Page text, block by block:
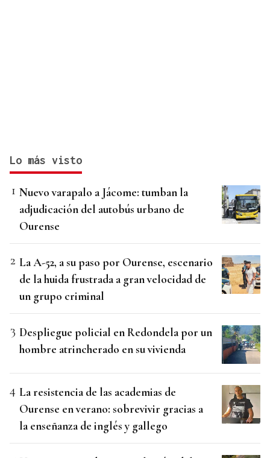
Lo más visto
Nuevo varapalo a Jácome: tumban la
adjudicación del autobús urbano de
Ourense
La A-52, a su paso por Ourense, escenario
de la huida frustrada a gran velocidad de
un grupo criminal
Despliegue policial en Redondela por un
hombre atrincherado en su vivienda
La resistencia de las academias de
Ourense en verano: sobrevivir gracias a
la enseñanza de inglés y gallego